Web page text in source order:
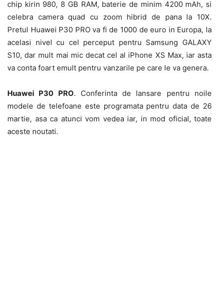
chip kirin 980, 8 GB RAM, baterie de minim 4200 mAh, si
celebra camera quad cu zoom hibrid de pana la 10X.
Pretul Huawei P30 PRO va fi de 1000 de euro in Europa, la
acelasi nivel cu cel perceput pentru Samsung GALAXY
S10, dar mult mai mic decat cel al iPhone XS Max, iar asta
va conta foart emult pentru vanzarile pe care le va genera.
Huawei P30 PRO. Conferinta de lansare pentru noile
modele de telefoane este programata pentru data de 26
martie, asa ca atunci vom vedea iar, in mod oficial, toate
aceste noutati.